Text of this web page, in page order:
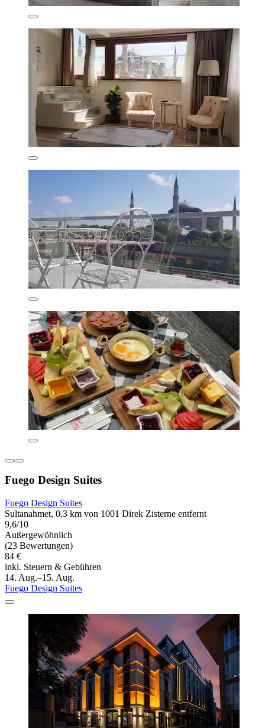
Fuego Design Suites
Fuego Design Suites
Sultanahmet, 0,3 km von 1001 Direk Zisterne entfernt
9,6/10
Außergewöhnlich
(23 Bewertungen)
84 €
inkl. Steuern & Gebühren
14. Aug.–15. Aug.
Fuego Design Suites